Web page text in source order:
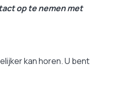
op te nemen met
kan horen. U bent